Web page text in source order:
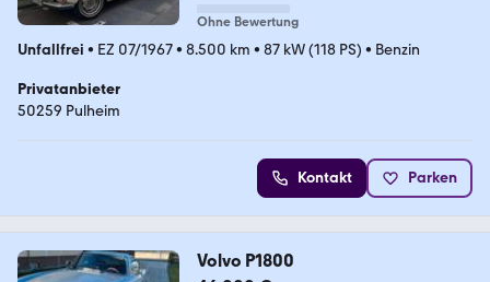
Ohne Bewertung
Unfallfrei • EZ 07/1967• 8.500 km • 87 kW (118 PS) • Benzin
Privatanbieter
50259 Pulheim
Kontakt Parken
Volvo P1800